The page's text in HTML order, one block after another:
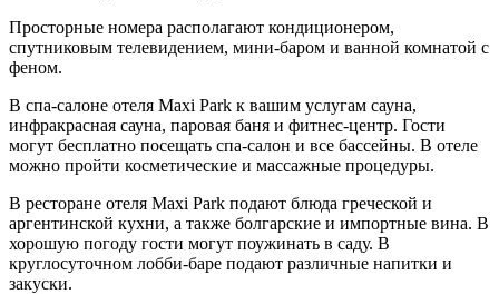
Просторные номера располагают кондиционером,
спутниковым телевидением, мини-баром и ванной комнатой с
феном.
В спа-салоне отеля Maxi Park к вашим услугам сауна,
инфракрасная сауна, паровая баня и фитнес-центр. Гости
могут бесплатно посещать спа-салон и все бассейны. В отеле
можно пройти косметические и массажные процедуры.
В ресторане отеля Maxi Park подают блюда греческой и
аргентинской кухни, а также болгарские и импортные вина. В
хорошую погоду гости могут поужинать в саду. В
круглосуточном лобби-баре подают различные напитки и
закуски.